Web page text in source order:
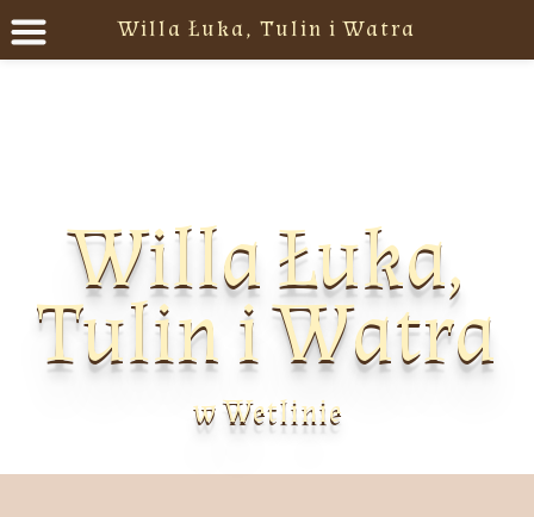
Willa Łuka,
Tulin i Watra
w Wetlinie
Willa Łuka, Tulin i Watra